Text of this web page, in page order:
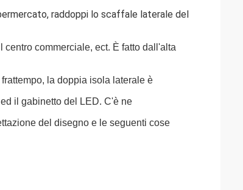
raddoppi lo scaffale laterale del
commerciale, ect. È fatto dall'alta
la doppia isola laterale è
il gabinetto del LED. C'è ne
del disegno e le seguenti cose